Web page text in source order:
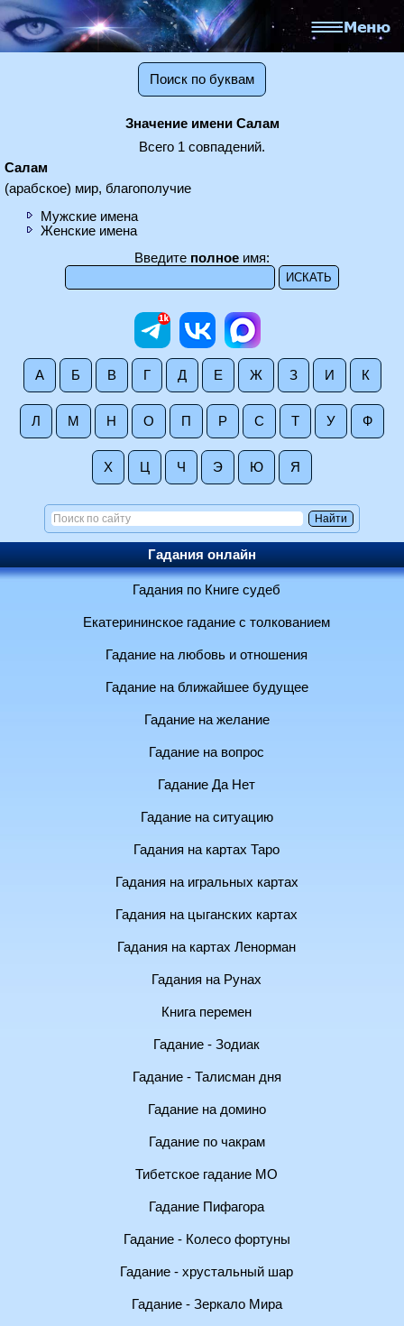
Поиск по буквам
Значение имени Салам
Всего 1 совпадений.
Салам
(арабское) мир, благополучие
Мужские имена
Женские имена
Введите полное имя:
А Б В Г Д Е Ж З И К
Л М Н О П Р С Т У Ф
Х Ц Ч Э Ю Я
Гадания онлайн
Гадания по Книге судеб
Екатерининское гадание с толкованием
Гадание на любовь и отношения
Гадание на ближайшее будущее
Гадание на желание
Гадание на вопрос
Гадание Да Нет
Гадание на ситуацию
Гадания на картах Таро
Гадания на игральных картах
Гадания на цыганских картах
Гадания на картах Ленорман
Гадания на Рунах
Книга перемен
Гадание - Зодиак
Гадание - Талисман дня
Гадание на домино
Гадание по чакрам
Тибетское гадание МО
Гадание Пифагора
Гадание - Колесо фортуны
Гадание - хрустальный шар
Гадание - Зеркало Мира